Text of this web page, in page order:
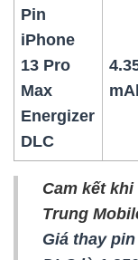
Pin
iPhone
13 Pro
Max
Energizer
DLC
Cam kết khi
Trung
Giá thay